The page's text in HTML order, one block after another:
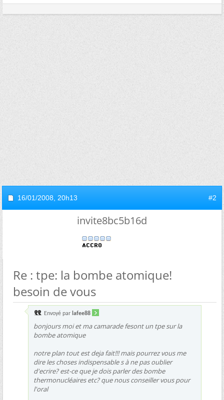
16/01/2008, 20h13 #2
invite8bc5b16d
Re : tpe: la bombe atomique!
besoin de vous
Envoyé par lafee88
bonjours moi et ma camarade fesont un tpe sur la
bombe atomique
notre plan tout est deja fait!!! mais pourrez vous me
dire les choses indispensable s à ne pas oublier
d'ecrire? est-ce que je dois parler des bombe
thermonucléaires etc? que nous conseiller vous pour
l'oral